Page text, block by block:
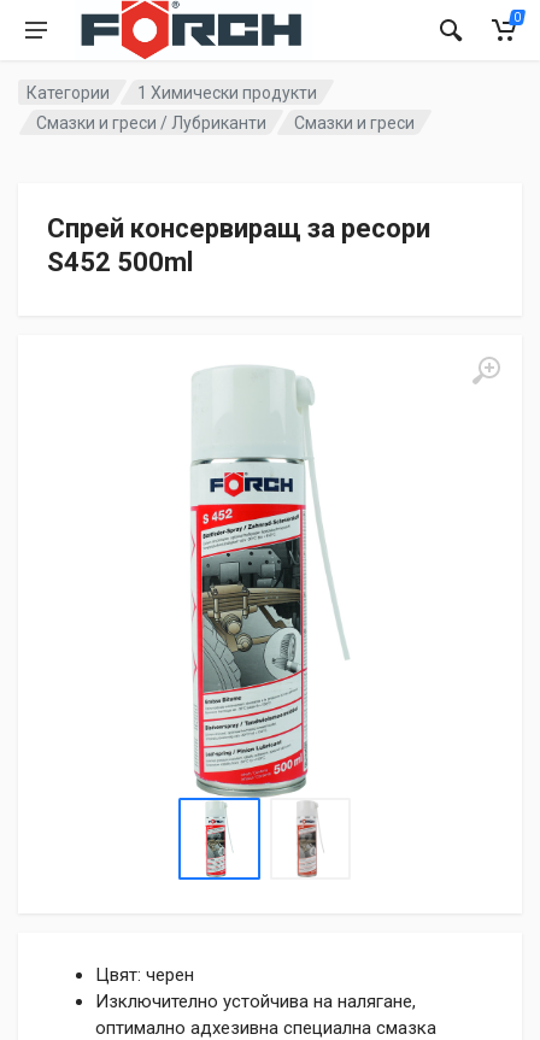
0
Категории
1 Химически продукти
Смазки и греси / Лубриканти
Смазки и греси
Спрей консервиращ за ресори
S452 500ml
Цвят: черен
Изключително устойчива на налягане,
оптимално адхезивна специална смазка